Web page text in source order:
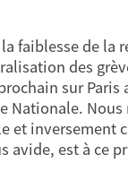
faiblesse de
des
sur
Nationale.
inversement
avide, est à ce